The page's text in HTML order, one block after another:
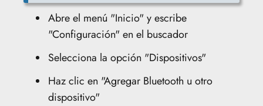
Abre el menú "Inicio" y escribe
"Configuración" en el buscador
Selecciona la opción "Dispositivos"
Haz clic en "Agregar Bluetooth u otro
dispositivo"